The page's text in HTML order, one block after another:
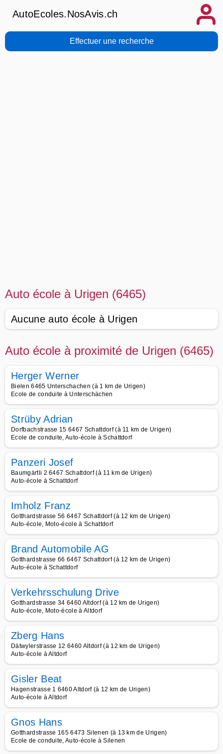
AutoEcoles.NosAvis.ch
Effectuer une recherche
Auto école à Urigen (6465)
Aucune auto école à Urigen
Auto école à proximité de Urigen (6465)
Herger Werner
Bielen 6465 Unterschachen (à 1 km de Urigen)
Ecole de conduite à Unterschächen
Strüby Adrian
Dorfbachstrasse 15 6467 Schattdorf (à 11 km de Urigen)
Ecole de conduite, Auto-école à Schattdorf
Panzeri Josef
Baumgärtli 2 6467 Schattdorf (à 11 km de Urigen)
Auto-école à Schattdorf
Imholz Franz
Gotthardstrasse 56 6467 Schattdorf (à 12 km de Urigen)
Auto-école, Moto-école à Schattdorf
Brand Automobile AG
Gotthardstrasse 66 6467 Schattdorf (à 12 km de Urigen)
Auto-école à Schattdorf
Verkehrsschulung Drive
Gotthardstrasse 34 6460 Altdorf (à 12 km de Urigen)
Auto-école, Moto-école à Altdorf
Zberg Hans
Dätwylerstrasse 12 6460 Altdorf (à 12 km de Urigen)
Auto-école à Altdorf
Gisler Beat
Hagenstrasse 1 6460 Altdorf (à 12 km de Urigen)
Auto-école à Altdorf
Gnos Hans
Gotthardstrasse 165 6473 Silenen (à 13 km de Urigen)
Ecole de conduite, Auto-école à Silenen